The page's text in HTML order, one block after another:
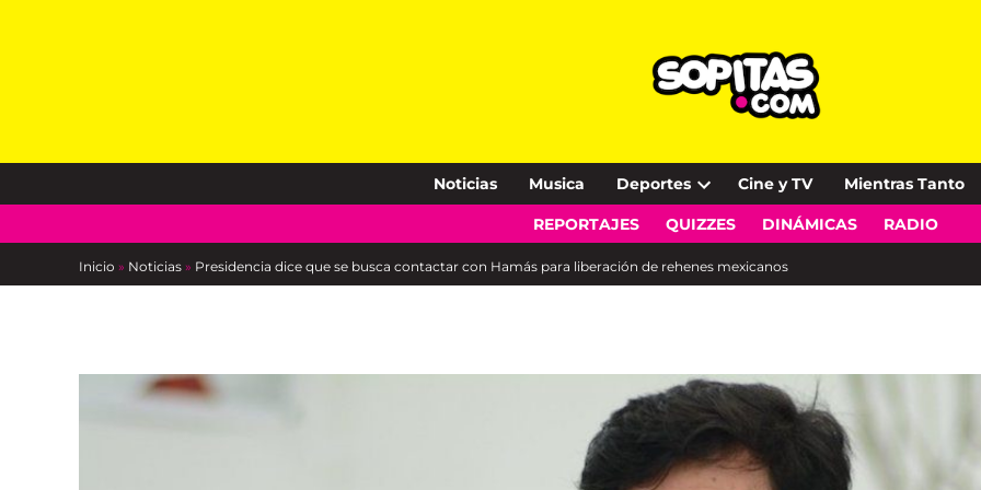
Noticias Musica Deportes
Open
dropdown
Cine y TV Mientras Tanto
REPORTAJES QUIZZES DINÁMICAS RADIO
Inicio » Noticias » Presidencia dice que se busca contactar con Hamás para liberación de rehenes mexicanos